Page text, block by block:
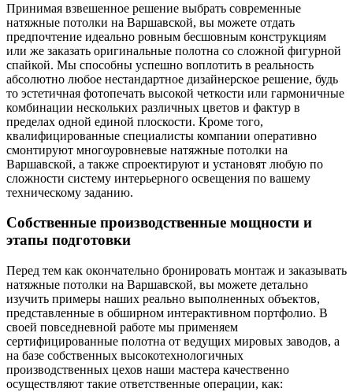
Принимая взвешенное решение выбрать современные
натяжные потолки на Варшавской, вы можете отдать
предпочтение идеально ровным бесшовным конструкциям
или же заказать оригинальные полотна со сложной фигурной
спайкой. Мы способны успешно воплотить в реальность
абсолютно любое нестандартное дизайнерское решение, будь
то эстетичная фотопечать высокой четкости или гармоничные
комбинации нескольких различных цветов и фактур в
пределах одной единой плоскости. Кроме того,
квалифицированные специалисты компании оперативно
смонтируют многоуровневые натяжные потолки на
Варшавской, а также спроектируют и установят любую по
сложности систему интерьерного освещения по вашему
техническому заданию.
Собственные производственные мощности и
этапы подготовки
Перед тем как окончательно бронировать монтаж и заказывать
натяжные потолки на Варшавской, вы можете детально
изучить примеры наших реально выполненных объектов,
представленные в обширном интерактивном портфолио. В
своей повседневной работе мы применяем
сертифицированные полотна от ведущих мировых заводов, а
на базе собственных высокотехнологичных
производственных цехов наши мастера качественно
осуществляют такие ответственные операции, как: